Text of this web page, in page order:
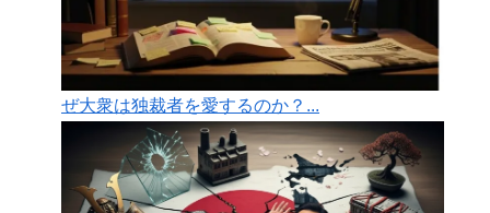
ぜ大衆は独裁者を愛するのか？...